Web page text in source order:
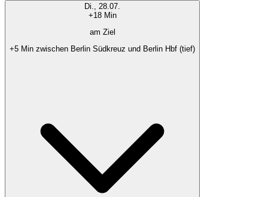
Di., 28.07.
+18 Min
am Ziel
+5 Min zwischen Berlin Südkreuz und Berlin Hbf (tief)